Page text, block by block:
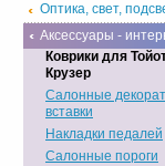
Оптика, свет,
Аксессуары -
Коврики для
Крузер
Салонные
вставки
Накладки педалей
Салонные пороги